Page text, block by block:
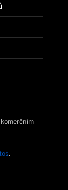
.